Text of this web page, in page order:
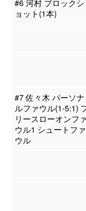
#6 河村 ブロックシ
ョット(1本)
#7 佐々木 パーソナ
ルファウル(1-5:1)
リースローオンフ
ウル1 シュートファ
ウル